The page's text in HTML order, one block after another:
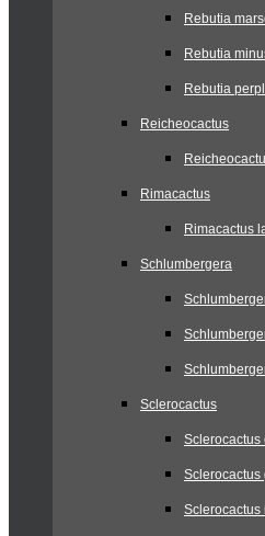
Rebutia
Rebutia
Rebutia
Reicheocactus
Rimacactus
Rimacactus
Schlumbergera
Sclerocactus
Sclerocactus
Sclerocactus
Sclerocactus